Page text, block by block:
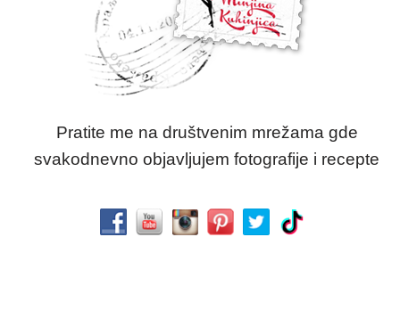
Pratite me na društvenim mrežama gde
svakodnevno objavljujem fotografije i recepte